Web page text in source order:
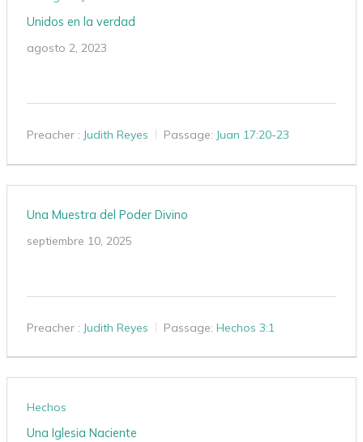
Unidos en la verdad
agosto 2, 2023
Preacher : Judith Reyes Passage: Juan 17:20-23
Una Muestra del Poder Divino
septiembre 10, 2025
Preacher : Judith Reyes Passage: Hechos 3:1
Hechos
Una Iglesia Naciente